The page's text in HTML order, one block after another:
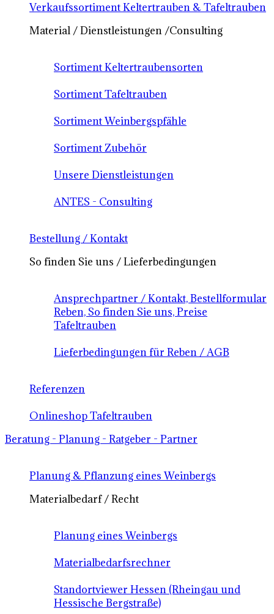
Verkaufssortiment Keltertrauben & Tafeltrauben
Material / Dienstleistungen /Consulting
Sortiment Keltertraubensorten
Sortiment Tafeltrauben
Sortiment Weinbergspfähle
Sortiment Zubehör
Unsere Dienstleistungen
ANTES - Consulting
Bestellung / Kontakt
So finden Sie uns / Lieferbedingungen
Ansprechpartner / Kontakt, Bestellformular
Reben, So finden Sie uns, Preise
Tafeltrauben
Lieferbedingungen für Reben / AGB
Referenzen
Onlineshop Tafeltrauben
Beratung - Planung - Ratgeber - Partner
Planung & Pflanzung eines Weinbergs
Materialbedarf / Recht
Planung eines Weinbergs
Materialbedarfsrechner
Standortviewer Hessen (Rheingau und
Hessische Bergstraße)